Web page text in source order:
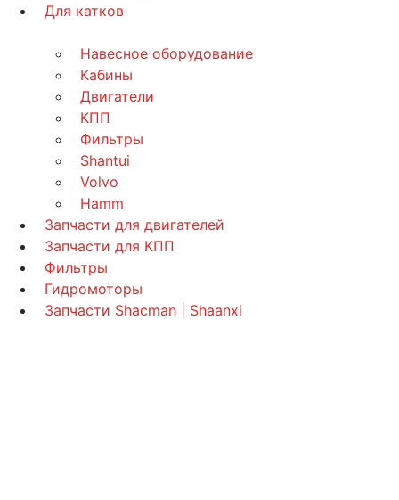
Для катков
Навесное оборудование
Кабины
Двигатели
КПП
Фильтры
Shantui
Volvo
Hamm
Запчасти для двигателей
Запчасти для КПП
Фильтры
Гидромоторы
Запчасти Shacman | Shaanxi